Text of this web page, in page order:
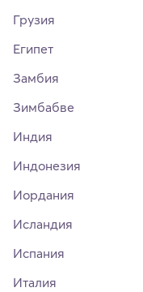
Грузия
Египет
Замбия
Зимбабве
Индия
Индонезия
Иордания
Исландия
Испания
Италия